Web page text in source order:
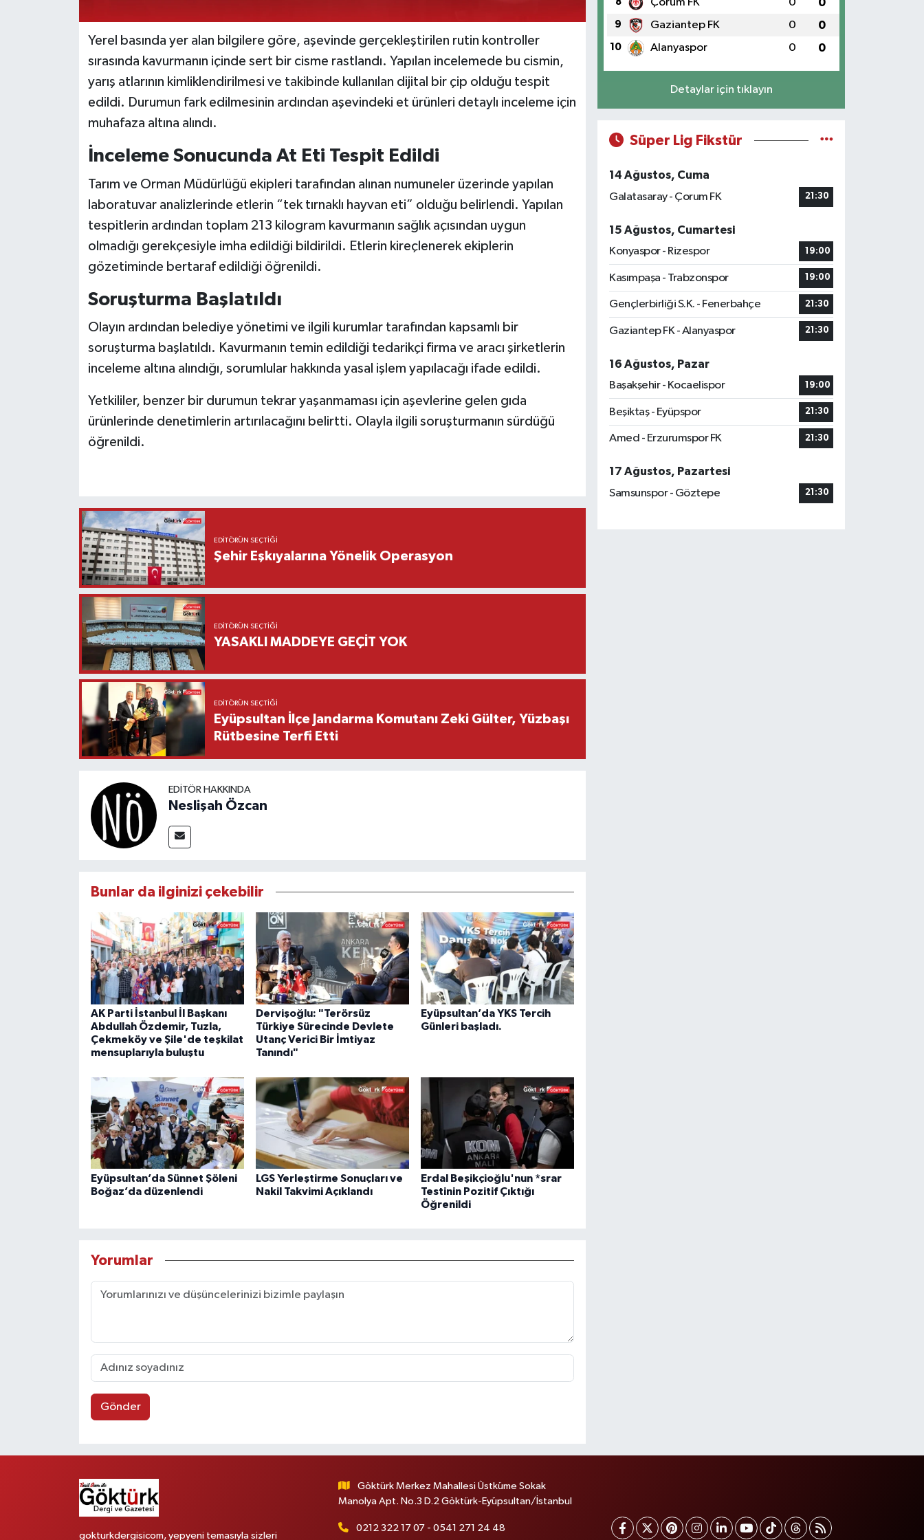
Yerel basında yer alan bilgilere göre, aşevinde gerçekleştirilen rutin kontroller
sırasında kavurmanın içinde sert bir cisme rastlandı. Yapılan incelemede bu cismin,
yarış atlarının kimliklendirilmesi ve takibinde kullanılan dijital bir çip olduğu tespit
edildi. Durumun fark edilmesinin ardından aşevindeki et ürünleri detaylı inceleme için
muhafaza altına alındı.
İnceleme Sonucunda At Eti Tespit Edildi
Tarım ve Orman Müdürlüğü ekipleri tarafından alınan numuneler üzerinde yapılan
laboratuvar analizlerinde etlerin “tek tırnaklı hayvan eti” olduğu belirlendi. Yapılan
tespitlerin ardından toplam 213 kilogram kavurmanın sağlık açısından uygun
olmadığı gerekçesiyle imha edildiği bildirildi. Etlerin kireçlenerek ekiplerin
gözetiminde bertaraf edildiği öğrenildi.
Soruşturma Başlatıldı
Olayın ardından belediye yönetimi ve ilgili kurumlar tarafından kapsamlı bir
soruşturma başlatıldı. Kavurmanın temin edildiği tedarikçi firma ve aracı şirketlerin
inceleme altına alındığı, sorumlular hakkında yasal işlem yapılacağı ifade edildi.
Yetkililer, benzer bir durumun tekrar yaşanmaması için aşevlerine gelen gıda
ürünlerinde denetimlerin artırılacağını belirtti. Olayla ilgili soruşturmanın sürdüğü
öğrenildi.
EDITÖRÜN SEÇTIĞI
Şehir Eşkıyalarına Yönelik Operasyon
EDITÖRÜN SEÇTIĞI
YASAKLI MADDEYE GEÇİT YOK
EDITÖRÜN SEÇTIĞI
Eyüpsultan İlçe Jandarma Komutanı Zeki Gülter, Yüzbaşı
Rütbesine Terfi Etti
EDITÖR HAKKINDA
Neslişah Özcan
Bunlar da ilginizi çekebilir
AK Parti İstanbul İl Başkanı
Abdullah Özdemir, Tuzla,
Çekmeköy ve Şile'de teşkilat
mensuplarıyla buluştu
Dervişoğlu: "Terörsüz
Türkiye Sürecinde Devlete
Utanç Verici Bir İmtiyaz
Tanındı"
Eyüpsultan’da YKS Tercih
Günleri başladı.
Eyüpsultan’da Sünnet Şöleni
Boğaz’da düzenlendi
LGS Yerleştirme Sonuçları ve
Nakil Takvimi Açıklandı
Erdal Beşikçioğlu'nun *srar
Testinin Pozitif Çıktığı
Öğrenildi
Yorumlar
Gönder
Çorum FK 0 0
9 Gaziantep FK 0 0
10 Alanyaspor 0 0
Detaylar için tıklayın
Süper Lig Fikstür
14 Ağustos, Cuma
Galatasaray - Çorum FK
21:30
15 Ağustos, Cumartesi
Konyaspor - Rizespor
19:00
Kasımpaşa - Trabzonspor 19:00
Gençlerbirliği S.K. - Fenerbahçe 21:30
Gaziantep FK - Alanyaspor 21:30
16 Ağustos, Pazar
Başakşehir - Kocaelispor
19:00
Beşiktaş - Eyüpspor 21:30
Amed - Erzurumspor FK 21:30
17 Ağustos, Pazartesi
Samsunspor - Göztepe
21:30
gokturkdergisicom, yepyeni temasıyla sizleri
Göktürk Merkez Mahallesi Üstküme Sokak
Manolya Apt. No.3 D.2 Göktürk-Eyüpsultan/İstanbul
0212 322 17 07 - 0541 271 24 48